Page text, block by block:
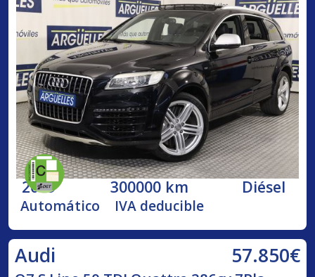
2009 300000 km Diésel
Automático IVA deducible
Audi 57.850€